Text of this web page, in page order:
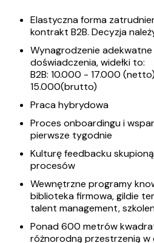
Elastyczna forma
kontrakt B2B. Decyzja
Wynagrodzenie
doświadczenia, widełki to:
B2B: 10.000 - 17.000
15.000(brutto)
Praca hybrydowa
Proces onboardingu i
pierwsze tygodnie
Kulturę feedbacku skupioną
procesów
Wewnętrzne programy
biblioteka firmowa, gildie
talent management,
Ponad 600 metrów
różnorodną przestrzenią